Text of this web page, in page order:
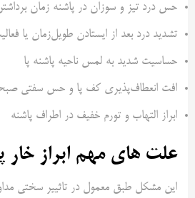
حس درد تیز و سوزان در پاشنه زمان
تشدید درد بعد از ایستادن طویل‌زمان یا
حساسیت شدید به لمس ناحیه پاشنه پا
افت انعطاف‌پذیری کف پا و حس سفتی
ابراز التهاب و تورم خفیف در اطراف پاشنه
علت ‌های مهم ابراز خار
این مشکل طبق معمول در تاثییر سختی